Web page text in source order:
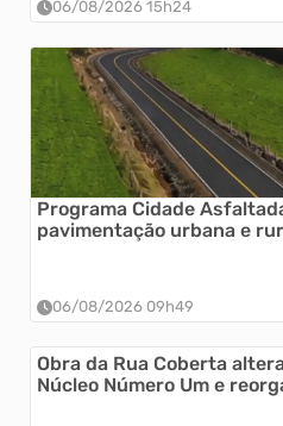
06/08/2026 15h24
Programa Cidade
pavimentação urbana e
06/08/2026 09h49
Obra da Rua Coberta
Núcleo Número Um e